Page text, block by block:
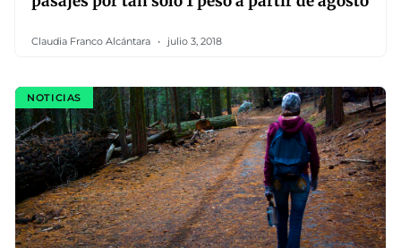
Claudia Franco Alcántara julio 3, 2018
NOTICIAS